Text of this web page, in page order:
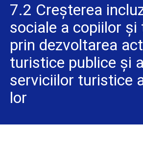
7.2 Creșterea
sociale a copiilor și
prin dezvoltarea
turistice publice și a
serviciilor turistice
lor